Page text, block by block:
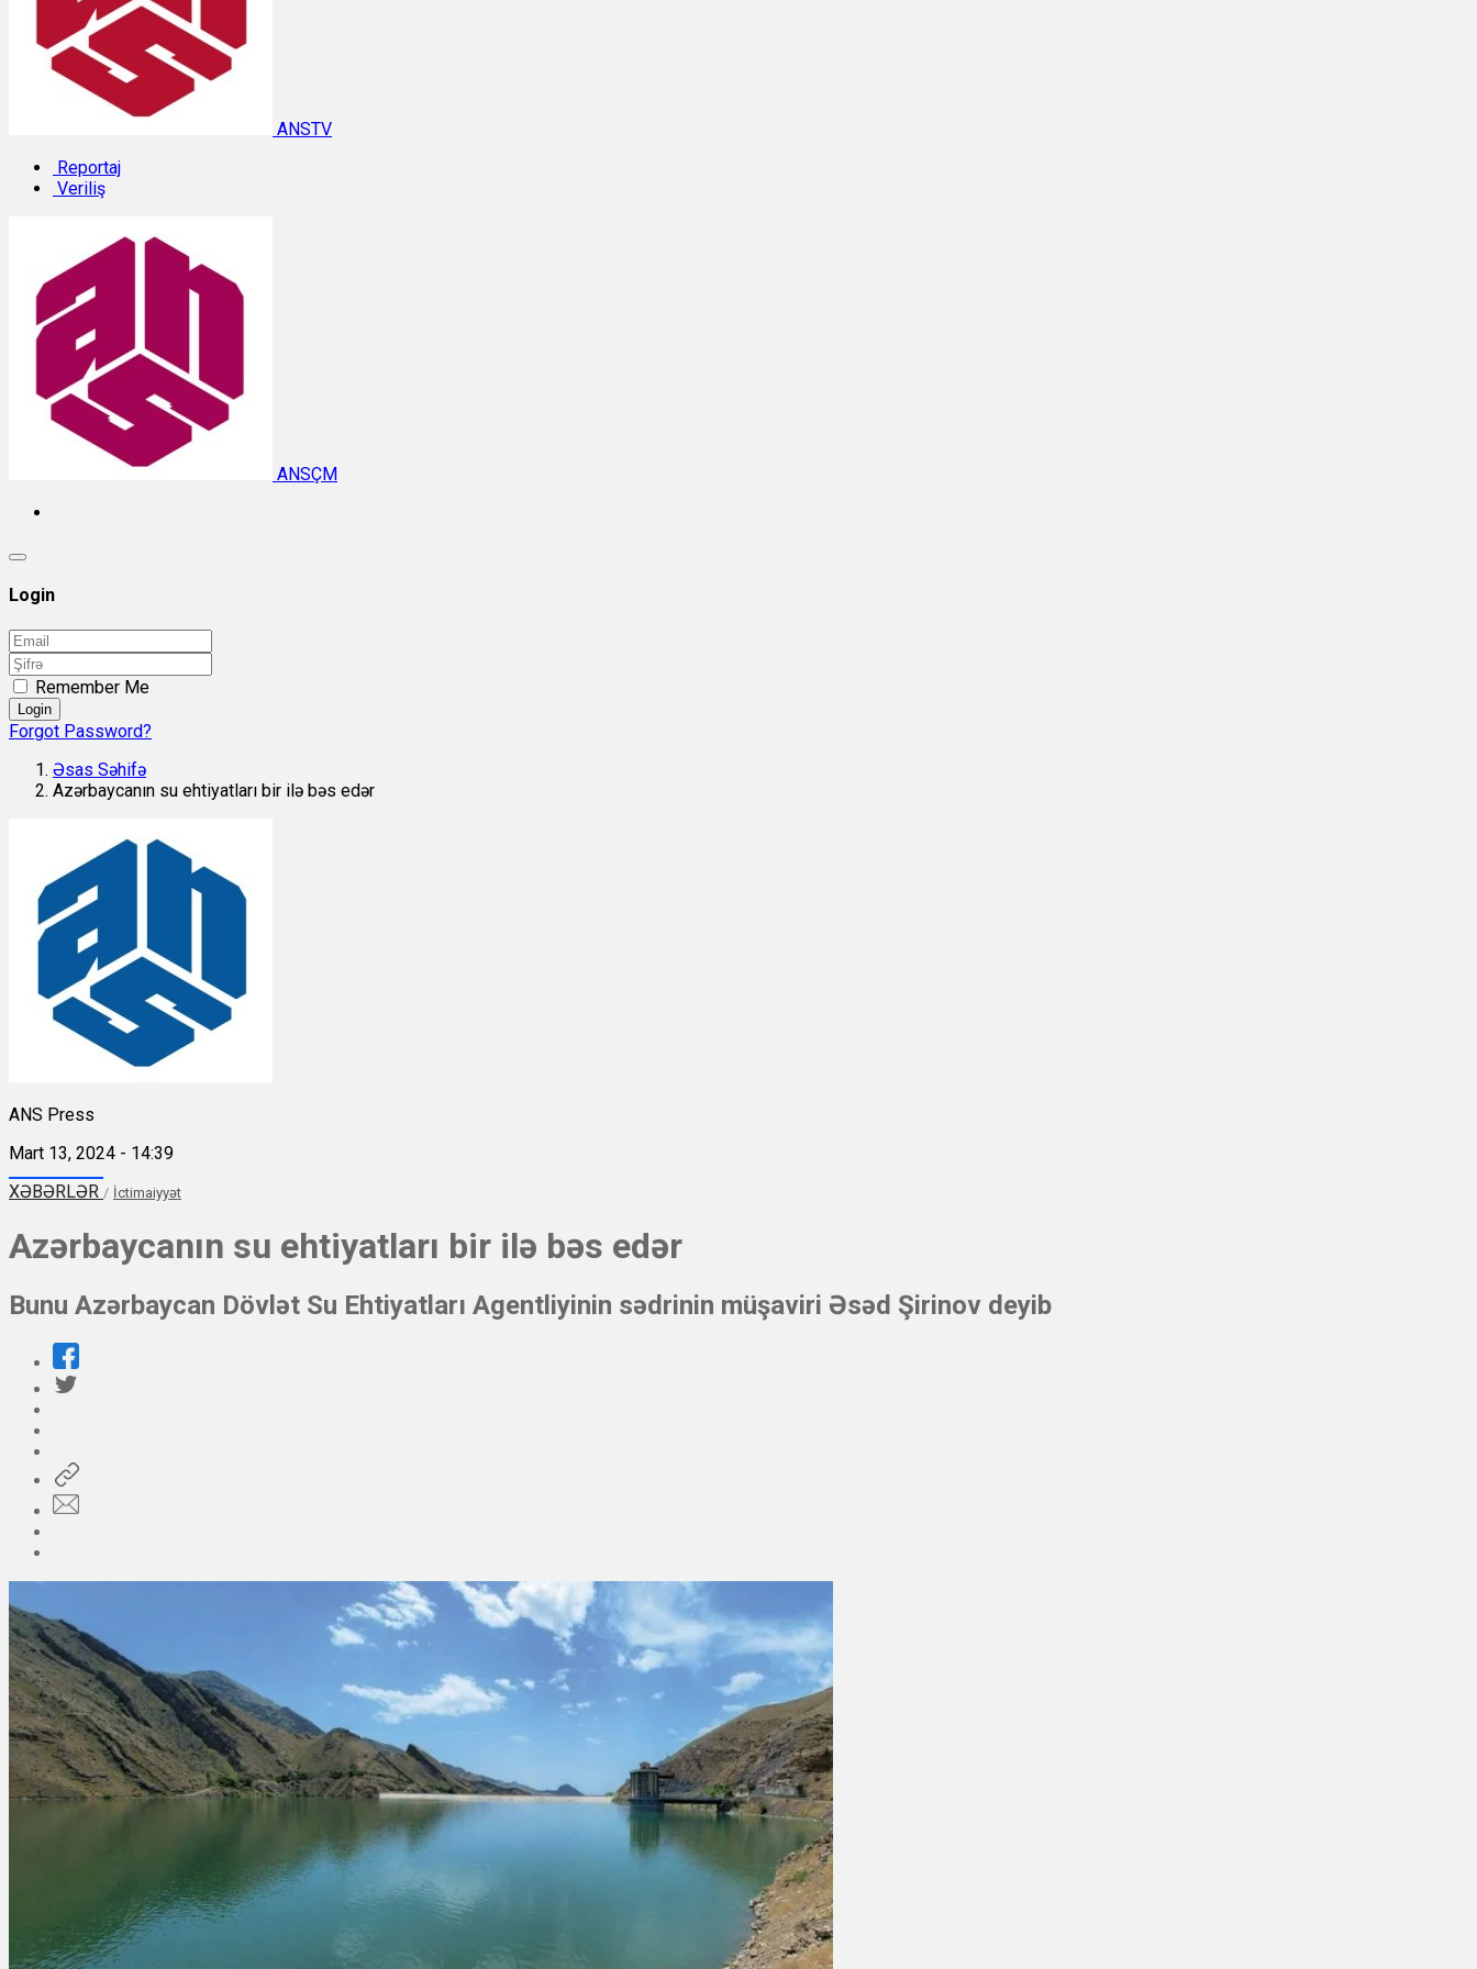
ANSTV
Reportaj
Veriliş
ANSÇM
Login
Remember Me
Login
Forgot Password?
Əsas Səhifə
Azərbaycanın su ehtiyatları bir ilə bəs edər
ANS Press
Mart 13, 2024 - 14:39
XƏBƏRLƏR / İctimaiyyət
Azərbaycanın su ehtiyatları bir ilə bəs edər
Bunu Azərbaycan Dövlət Su Ehtiyatları Agentliyinin sədrinin müşaviri Əsəd Şirinov deyib